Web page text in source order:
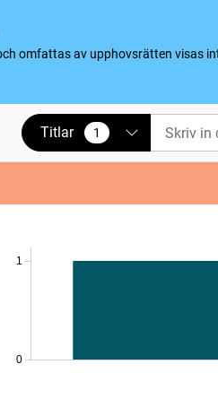
omfattas av upphovsrätten visas
Titlar 1
vald
0
1